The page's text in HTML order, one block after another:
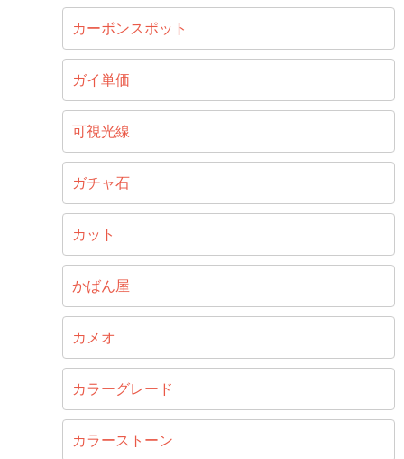
カーボンスポット
ガイ単価
可視光線
ガチャ石
カット
かばん屋
カメオ
カラーグレード
カラーストーン